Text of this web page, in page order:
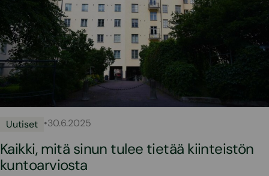
Uutiset •30.6.2025
Kaikki, mitä sinun tulee tietää kiinteistön
kuntoarviosta